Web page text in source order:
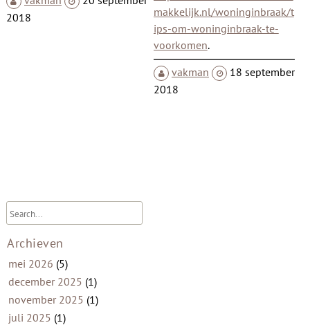
2018
makkelijk.nl/woninginbraak/t
ips-om-woninginbraak-te-
voorkomen.
vakman
18 september
2018
Archieven
mei 2026 (5)
december 2025 (1)
november 2025 (1)
juli 2025 (1)